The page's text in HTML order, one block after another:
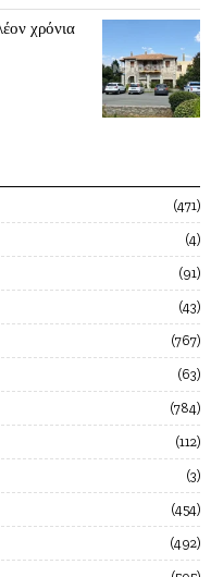
χρόνια
471
4
91
43
767
63
784
112
3
454
492